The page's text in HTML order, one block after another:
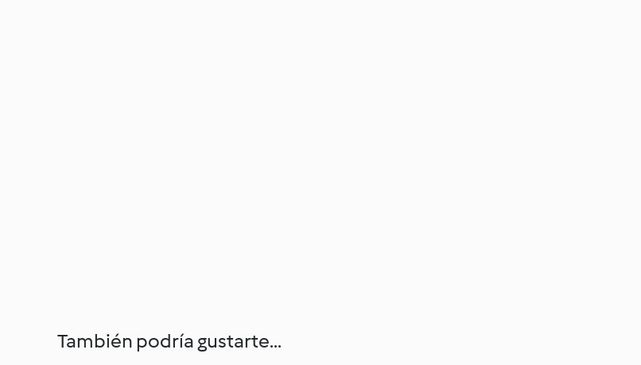
También podría gustarte...